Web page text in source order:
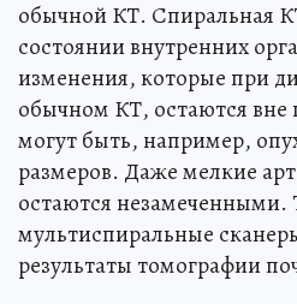
обычной КТ. Спиральная
состоянии внутренних
изменения, которые при
обычном КТ, остаются вне
могут быть, например,
размеров. Даже мелкие
остаются незамеченными.
мультиспиральные
результаты томографии